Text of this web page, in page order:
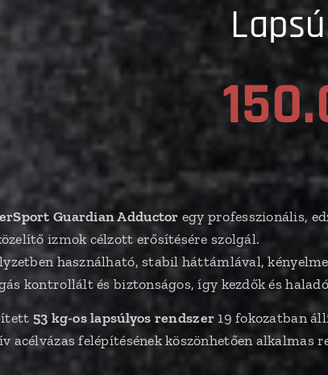
Guardian Adductor egy professzionális,
izmok célzott erősítésére szolgál.
használható, stabil háttámlával,
kontrollált és biztonságos, így kezdők és
53 kg-os lapsúlyos rendszer 19 fokozatban
acélvázas felépítésének köszönhetően alkalmas